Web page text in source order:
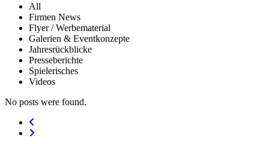
All
Firmen News
Flyer / Werbematerial
Galerien & Eventkonzepte
Jahresrückblicke
Presseberichte
Spielerisches
Videos
No posts were found.